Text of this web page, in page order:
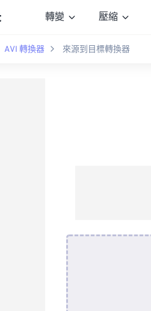
轉變 壓縮
AVI 轉換器 來源到目標轉換器